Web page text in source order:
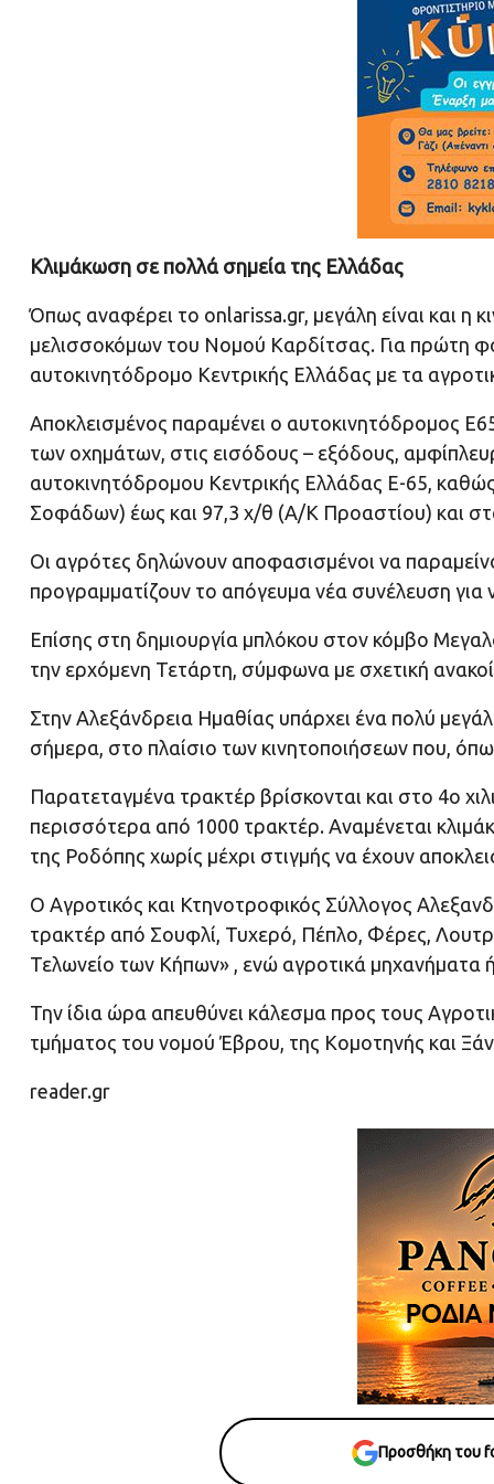
Κλιμάκωση σε πολλά σημεία της Ελλάδας
Όπως αναφέρει το onlarissa.gr, μεγάλη είναι και
μελισσοκόμων του Νομού Καρδίτσας. Για πρώτη
αυτοκινητόδρομο Κεντρικής Ελλάδας με τα
Αποκλεισμένος παραμένει ο αυτοκινητόδρομος
των οχημάτων, στις εισόδους – εξόδους,
αυτοκινητόδρομου Κεντρικής Ελλάδας Ε-65,
Σοφάδων) έως και 97,3 χ/θ (Α/Κ Προαστίου) και
Οι αγρότες δηλώνουν αποφασισμένοι να
προγραμματίζουν το απόγευμα νέα συνέλευση για
Επίσης στη δημιουργία μπλόκου στον κόμβο
την ερχόμενη Τετάρτη, σύμφωνα με σχετική
Στην Αλεξάνδρεια Ημαθίας υπάρχει ένα πολύ
σήμερα, στο πλαίσιο των κινητοποιήσεων που,
Παρατεταγμένα τρακτέρ βρίσκονται και στο 4ο
περισσότερα από 1000 τρακτέρ. Αναμένεται
της Ροδόπης χωρίς μέχρι στιγμής να έχουν
Ο Αγροτικός και Κτηνοτροφικός Σύλλογος
τρακτέρ από Σουφλί, Τυχερό, Πέπλο, Φέρες,
Τελωνείο των Κήπων» , ενώ αγροτικά μηχανήματα
Την ίδια ώρα απευθύνει κάλεσμα προς τους
τμήματος του νομού Έβρου, της Κομοτηνής και
reader.gr
Προσθήκη του